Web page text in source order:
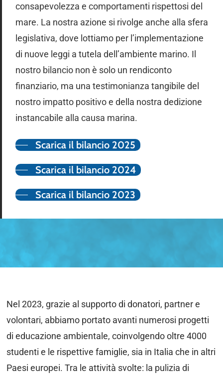
consapevolezza e comportamenti rispettosi del
mare. La nostra azione si rivolge anche alla sfera
legislativa, dove lottiamo per l’implementazione
di nuove leggi a tutela dell’ambiente marino. Il
nostro bilancio non è solo un rendiconto
finanziario, ma una testimonianza tangibile del
nostro impatto positivo e della nostra dedizione
instancabile alla causa marina.
Scarica il bilancio 2025
Scarica il bilancio 2024
Scarica il bilancio 2023
Nel 2023, grazie al supporto di donatori, partner e
volontari, abbiamo portato avanti numerosi progetti
di educazione ambientale, coinvolgendo oltre 4000
studenti e le rispettive famiglie, sia in Italia che in altri
Paesi europei. Tra le attività svolte: la pulizia di